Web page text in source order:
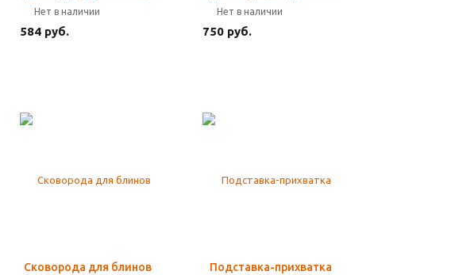
Нет в наличии
584 руб.
Нет в наличии
750 руб.
Сковорода для блинов
Подставка-прихватка